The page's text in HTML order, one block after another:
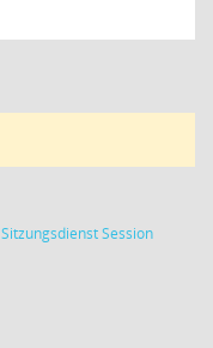
SitzungsdienstSession(Wird in